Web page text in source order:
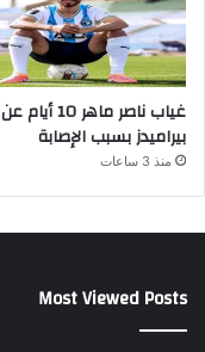
غياب ناصر ماهر 10 أيام عن
بيراميدز بسبب الإصابة
منذ 3 ساعات
Most Viewed Posts